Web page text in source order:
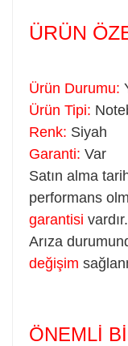
ÜRÜN
Ürün Durumu:
Ürün Tipi:
Renk: Siyah
Garanti: Var
Satın alma
performans
garantisi vardır.
Arıza
değişim
ÖNEMLİ